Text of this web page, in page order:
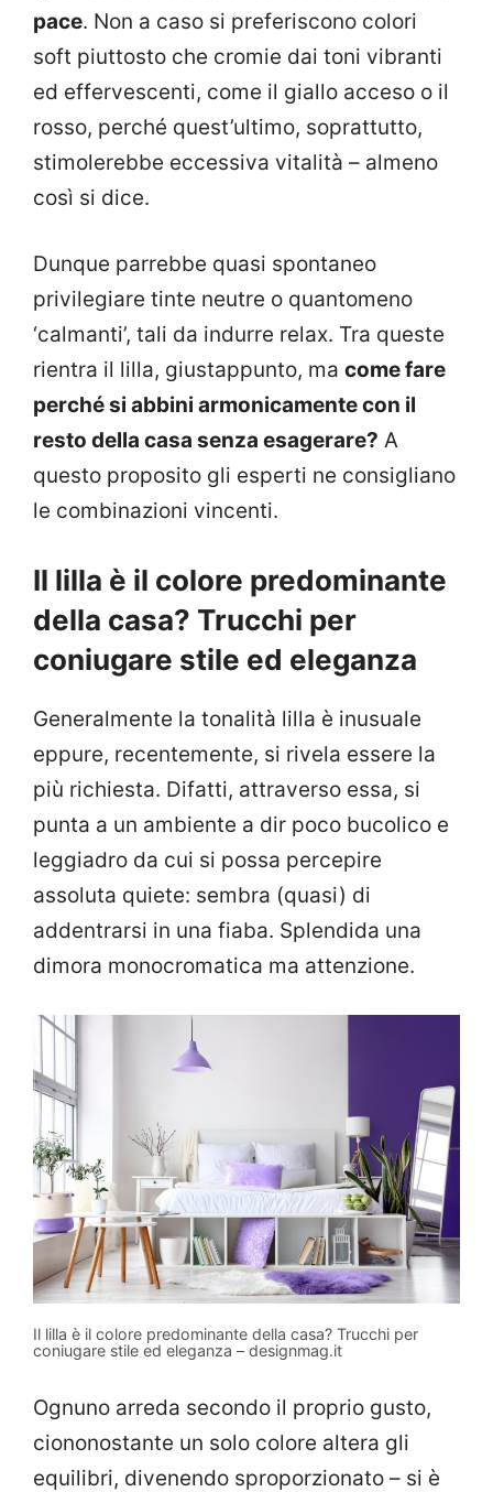
pace. Non a caso si preferiscono colori
soft piuttosto che cromie dai toni vibranti
ed effervescenti, come il giallo acceso o il
rosso, perché quest’ultimo, soprattutto,
stimolerebbe eccessiva vitalità – almeno
così si dice.
Dunque parrebbe quasi spontaneo
privilegiare tinte neutre o quantomeno
‘calmanti’, tali da indurre relax. Tra queste
rientra il lilla, giustappunto, ma come fare
perché si abbini armonicamente con il
resto della casa senza esagerare? A
questo proposito gli esperti ne consigliano
le combinazioni vincenti.
Il lilla è il colore predominante
della casa? Trucchi per
coniugare stile ed eleganza
Generalmente la tonalità lilla è inusuale
eppure, recentemente, si rivela essere la
più richiesta. Difatti, attraverso essa, si
punta a un ambiente a dir poco bucolico e
leggiadro da cui si possa percepire
assoluta quiete: sembra (quasi) di
addentrarsi in una fiaba. Splendida una
dimora monocromatica ma attenzione.
Il lilla è il colore predominante della casa? Trucchi per
coniugare stile ed eleganza – designmag.it
Ognuno arreda secondo il proprio gusto,
ciononostante un solo colore altera gli
equilibri, divenendo sproporzionato – si è